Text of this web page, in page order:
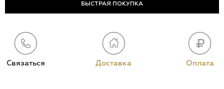
БЫСТРАЯ ПОКУПКА
Связаться Доставка Оплата